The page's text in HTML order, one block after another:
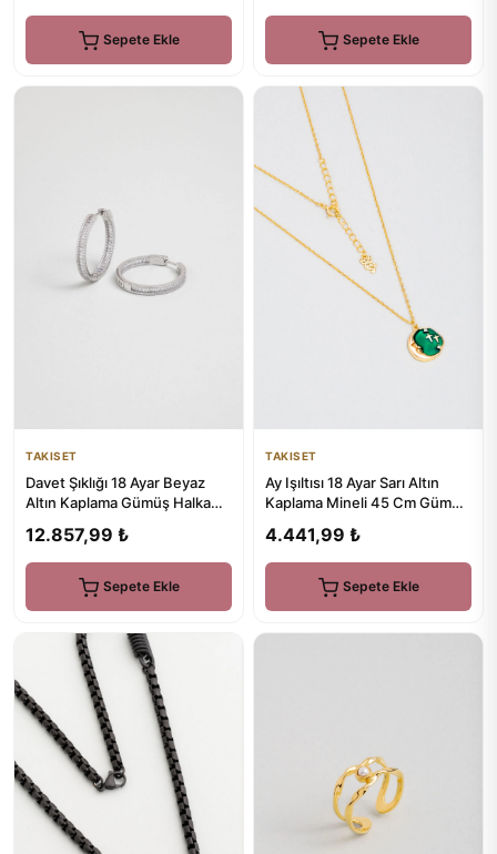
Sepete Ekle Sepete Ekle
TAKISET
Davet Şıklığı 18 Ayar Beyaz
Altın Kaplama Gümüş Halka
12.857,99 ₺
Sepete Ekle
TAKISET
Ay Işıltısı 18 Ayar Sarı Altın
Kaplama Mineli 45 Cm Gümüş
4.441,99 ₺
Sepete Ekle